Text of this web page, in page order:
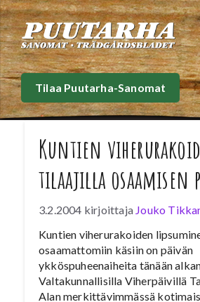
Siirry
sisältöön
Tilaa Puutarha-Sanomat
Kuntien
tilaajilla osaamisen
3.2.2004 kirjoittaja Jouko
Kuntien viherurakoiden
osaamattomiin käsiin on päivän
ykköspuheenaiheita tänään
Valtakunnallisilla Viherpäivillä
Alan merkittävimmässä